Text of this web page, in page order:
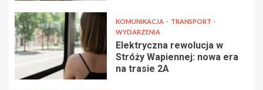
KOMUNIKACJA
TRANSPORT
WYDARZENIA
Elektryczna rewolucja w
Stróży Wapiennej: nowa era
na trasie 2A